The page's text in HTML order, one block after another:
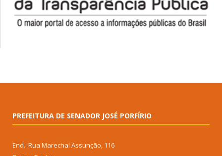
PREFEITURA DE SENADOR JOSÉ PORFÍRIO
End.: Rua Marechal Assunção, 116